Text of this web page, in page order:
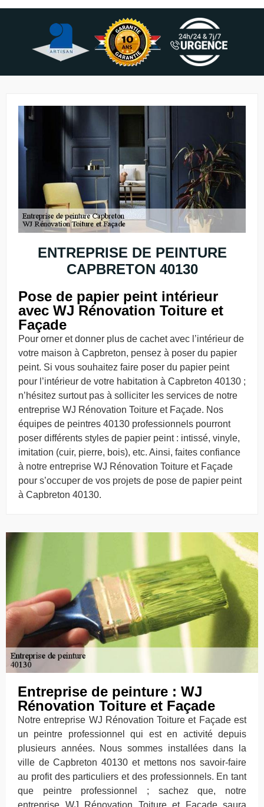
ENTREPRISE DE PEINTURE
CAPBRETON 40130
Pose de papier peint intérieur
avec WJ Rénovation Toiture et
Façade
Pour orner et donner plus de cachet avec l’intérieur de
votre maison à Capbreton, pensez à poser du papier
peint. Si vous souhaitez faire poser du papier peint
pour l’intérieur de votre habitation à Capbreton 40130 ;
n’hésitez surtout pas à solliciter les services de notre
entreprise WJ Rénovation Toiture et Façade. Nos
équipes de peintres 40130 professionnels pourront
poser différents styles de papier peint : intissé, vinyle,
imitation (cuir, pierre, bois), etc. Ainsi, faites confiance
à notre entreprise WJ Rénovation Toiture et Façade
pour s’occuper de vos projets de pose de papier peint
à Capbreton 40130.
Entreprise de peinture : WJ
Rénovation Toiture et Façade
Notre entreprise WJ Rénovation Toiture et Façade est
un peintre professionnel qui est en activité depuis
plusieurs années. Nous sommes installées dans la
ville de Capbreton 40130 et mettons nos savoir-faire
au profit des particuliers et des professionnels. En tant
que peintre professionnel ; sachez que, notre
entreprise WJ Rénovation Toiture et Façade saura